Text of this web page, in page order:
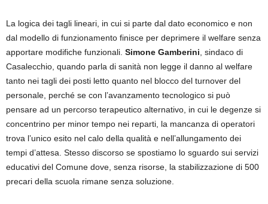
La logica dei tagli lineari, in cui si parte dal dato economico e non
dal modello di funzionamento finisce per deprimere il welfare senza
apportare modifiche funzionali. Simone Gamberini , sindaco di
Casalecchio, quando parla di sanità non legge il danno al welfare
tanto nei tagli dei posti letto quanto nel blocco del turnover del
personale, perché se con l’avanzamento tecnologico si può
pensare ad un percorso terapeutico alternativo, in cui le degenze si
concentrino per minor tempo nei reparti, la mancanza di operatori
trova l’unico esito nel calo della qualità e nell’allungamento dei
tempi d’attesa. Stesso discorso se spostiamo lo sguardo sui servizi
educativi del Comune dove, senza risorse, la stabilizzazione di 500
precari della scuola rimane senza soluzione.